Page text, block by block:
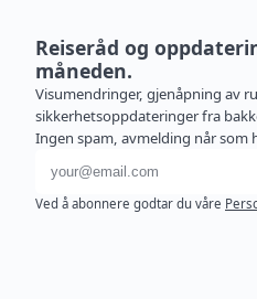
Reiseråd og
måneden.
Visumendringer, gjenåpning av
sikkerhetsoppdateringer fra
Ingen spam, avmelding når som
E-postadresse
Ved å abonnere godtar du våre